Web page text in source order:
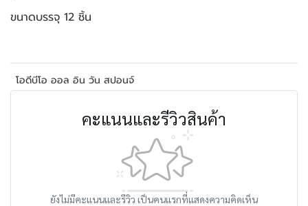
ขนาดบรรจุ 12 ชิ้น
โอดีบีโอ ออล อิน วัน สปอนจ์
คะแนนและรีวิวสินค้า
ยังไม่มีคะแนนและรีวิว เป็นคนแรกที่แสดงความคิดเห็น